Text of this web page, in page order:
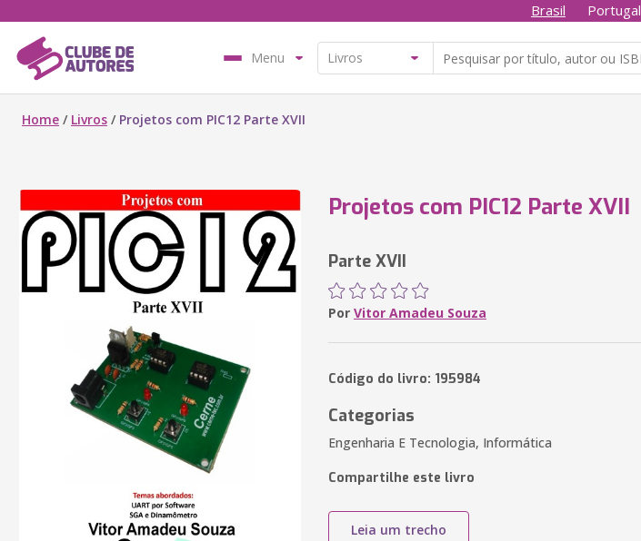
Brasil Portugal
Menu
Home / Livros / Projetos com PIC12 Parte XVII
Projetos com PIC12 Parte XVII
Parte XVII
Por Vitor Amadeu Souza
Código do livro: 195984
Categorias
Engenharia E Tecnologia, Informática
Compartilhe este livro
Leia um trecho